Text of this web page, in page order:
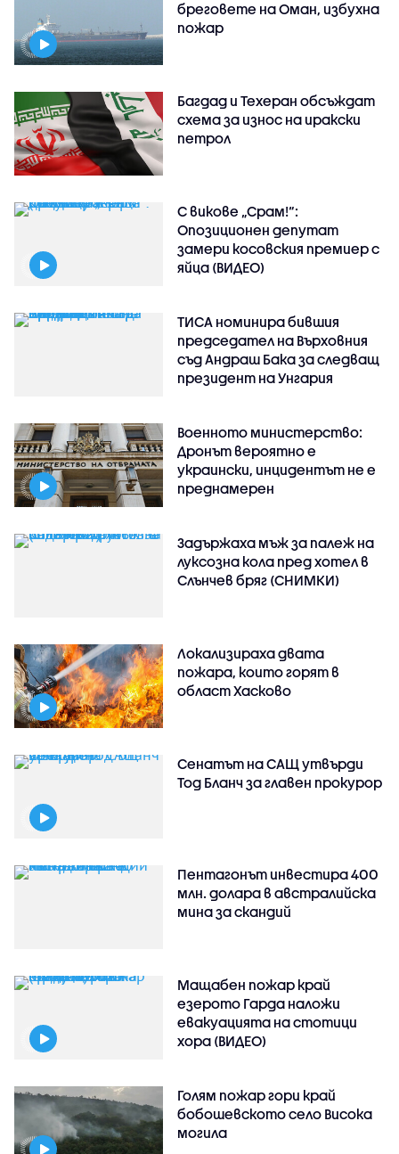
бреговете на Оман, избухна
пожар
Багдад и Техеран обсъждат
схема за износ на иракски
петрол
С викове „Срам!“:
Опозиционен депутат
замери косовския премиер с
яйца (ВИДЕО)
ТИСА номинира бившия
председател на Върховния
съд Андраш Бака за следващ
президент на Унгария
Военното министерство:
Дронът вероятно е
украински, инцидентът не е
преднамерен
Задържаха мъж за палеж на
луксозна кола пред хотел в
Слънчев бряг (СНИМКИ)
Локализираха двата
пожара, които горят в
област Хасково
Сенатът на САЩ утвърди
Тод Бланч за главен прокурор
Пентагонът инвестира 400
млн. долара в австралийска
мина за скандий
Мащабен пожар край
езерото Гарда наложи
евакуацията на стотици
хора (ВИДЕО)
Голям пожар гори край
бобошевското село Висока
могила